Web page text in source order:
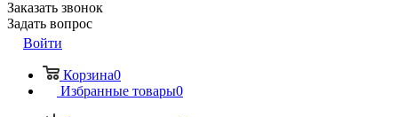
Заказать звонок
Задать вопрос
Войти
Корзина0
Избранные товары0